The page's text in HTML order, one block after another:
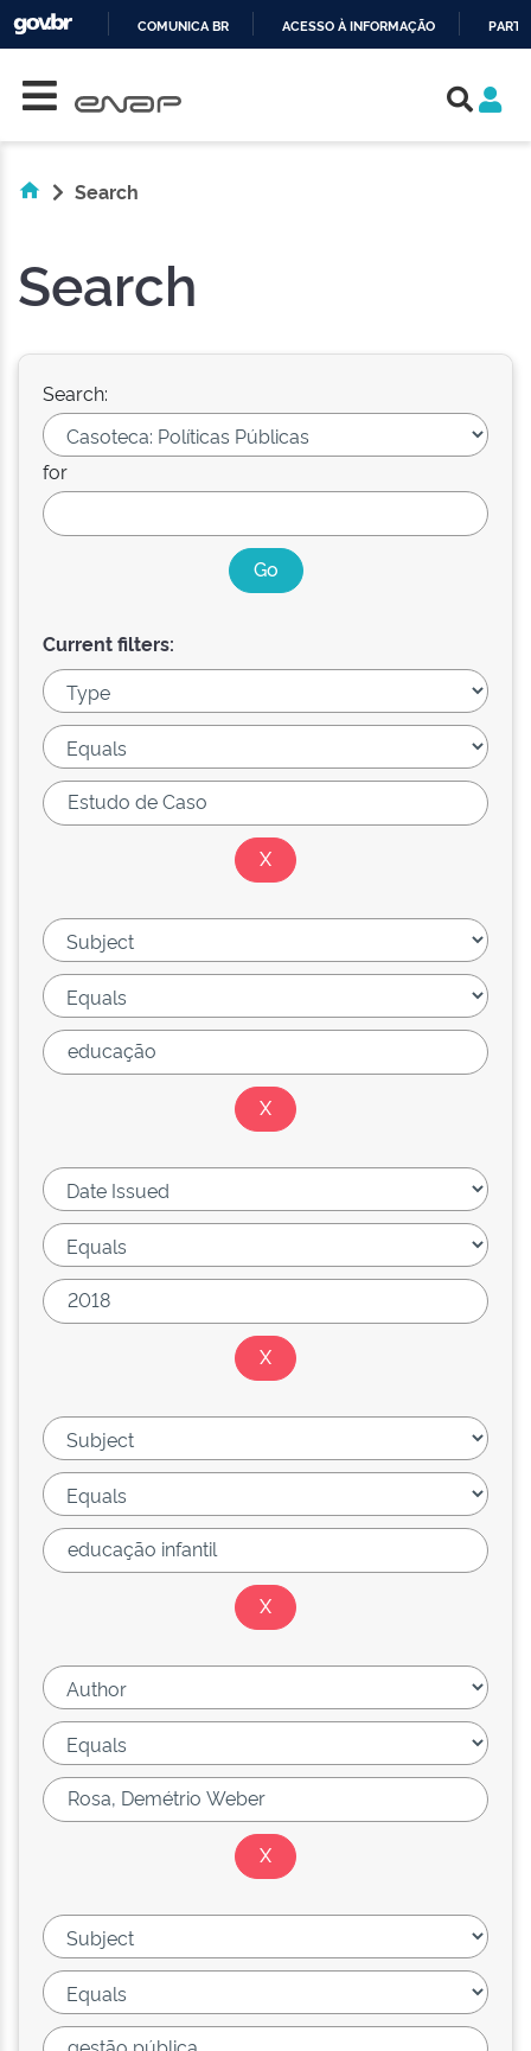
COMUNICA BR ACESSO À INFORMAÇÃO
Search
Search
Search:
for
Current filters: